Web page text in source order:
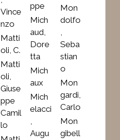
Vince
nzo
Matti
oli, C.
Matti
oli,
Giuse
ppe
Camil
lo
ppe
Mich
aud,
Dore
tta
Mich
aux
Mich
elacci
Augu
Mon
dolfo
Seba
stian
o
Mon
gardi,
Carlo
Mon
gibell